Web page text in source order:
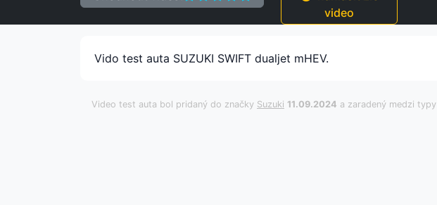
video
Vido test auta SUZUKI SWIFT dualjet mHEV.
Video test auta bol pridaný do značky Suzuki 11.09.2024 a zaradený medzi typy